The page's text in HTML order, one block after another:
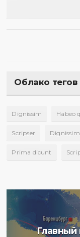
Облако тегов
Dignissim Habeo
Scripser Dignissim
Prima dicunt
Главный